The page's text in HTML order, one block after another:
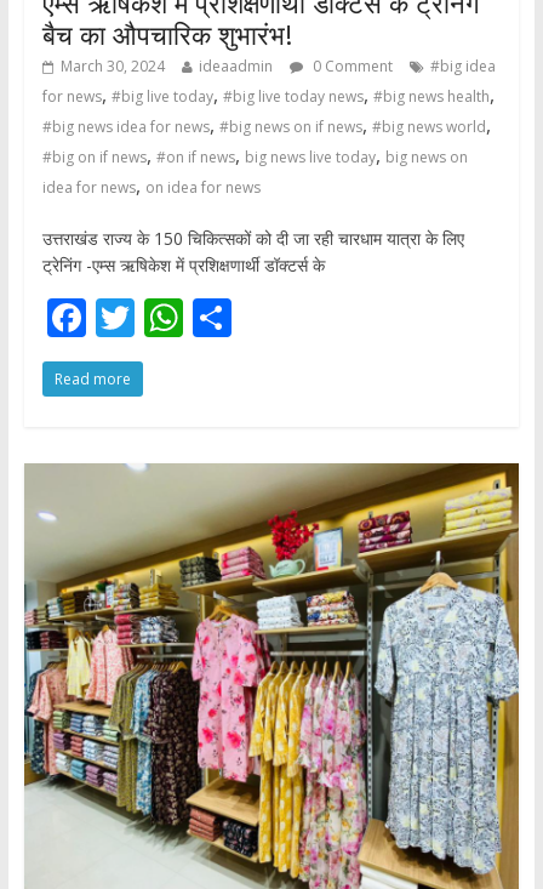
बैच का औपचारिक शुभारंभ!
March 30, 2024 ideaadmin 0 Comment
#big idea
for news, #big live today, #big live today news, #big news health,
#big news idea for news, #big news on if news, #big news world,
#big on if news, #on if news, big news live today, big news on
idea for news, on idea for news
उत्तराखंड राज्य के 150 चिकित्सकों को दी जा रही चारधाम यात्रा के लिए
ट्रेनिंग -एम्स ऋषिकेश में प्रशिक्षणार्थी डॉक्टर्स के
F
ac
e
o
k
T
w
itt
W
A
p
p
S
Read more